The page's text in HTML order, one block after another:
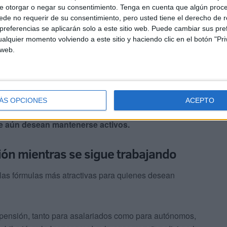
otorgar o negar su consentimiento. Tenga en cuenta que algún
no requerir de su consentimiento, pero usted tiene el derecho de
se aplicarán solo a este sitio web. Puede cambiar sus
momento volviendo a este sitio y haciendo clic en el botón
OPCIONES ACEPTO
80% de la jornada habitual, mientras continúan
ejemplo, quien trabaje media jornada percibirá el
prestación.
adicionales
aumentar la parte de pensión que reciben
el regreso voluntario al mercado laboral y
aún desean mantenerse activos.
mientras se sigue trabajando
fórmulas más atractivas para quienes desean
tanto para asalariados como para autónomos,